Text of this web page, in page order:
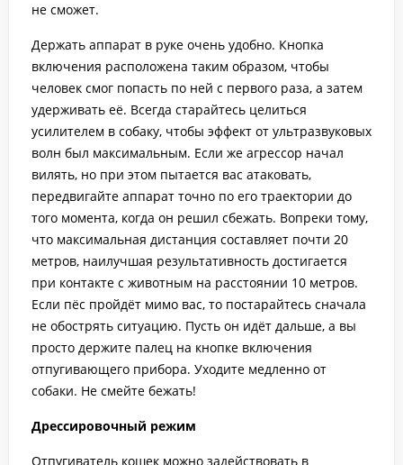
не сможет.
Держать аппарат в руке очень удобно. Кнопка
включения расположена таким образом, чтобы
человек смог попасть по ней с первого раза, а затем
удерживать её. Всегда старайтесь целиться
усилителем в собаку, чтобы эффект от ультразвуковых
волн был максимальным. Если же агрессор начал
вилять, но при этом пытается вас атаковать,
передвигайте аппарат точно по его траектории до
того момента, когда он решил сбежать. Вопреки тому,
что максимальная дистанция составляет почти 20
метров, наилучшая результативность достигается
при контакте с животным на расстоянии 10 метров.
Если пёс пройдёт мимо вас, то постарайтесь сначала
не обострять ситуацию. Пусть он идёт дальше, а вы
просто держите палец на кнопке включения
отпугивающего прибора. Уходите медленно от
собаки. Не смейте бежать!
Дрессировочный режим
Отпугиватель кошек можно задействовать в